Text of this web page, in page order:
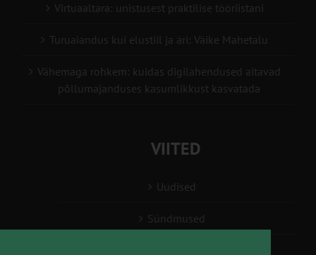
Virtuaaltara: unistusest praktilise tööriistani
Turuaiandus kui elustiil ja äri: Väike Mahetalu
Vähemaga rohkem: kuidas digilahendused aitavad
põllumajanduses kasumlikkust kasvatada
VIITED
Uudised
Sündmused